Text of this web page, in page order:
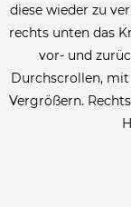
diese wieder zu
rechts unten das
vor- und
Durchscrollen, mit
Vergrößern.